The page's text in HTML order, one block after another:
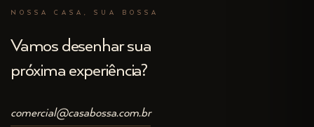
NOSSA CASA, SUA BOSSA
Vamos desenhar sua
próxima experiência?
comercial@casabossa.com.br